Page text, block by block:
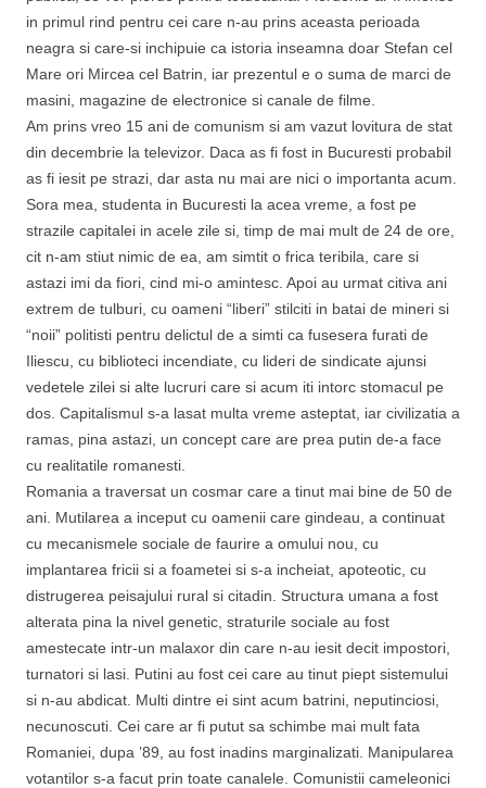
in primul rind pentru cei care n-au prins aceasta perioada
neagra si care-si inchipuie ca istoria inseamna doar Stefan cel
Mare ori Mircea cel Batrin, iar prezentul e o suma de marci de
masini, magazine de electronice si canale de filme.
Am prins vreo 15 ani de comunism si am vazut lovitura de stat
din decembrie la televizor. Daca as fi fost in Bucuresti probabil
as fi iesit pe strazi, dar asta nu mai are nici o importanta acum.
Sora mea, studenta in Bucuresti la acea vreme, a fost pe
strazile capitalei in acele zile si, timp de mai mult de 24 de ore,
cit n-am stiut nimic de ea, am simtit o frica teribila, care si
astazi imi da fiori, cind mi-o amintesc. Apoi au urmat citiva ani
extrem de tulburi, cu oameni “liberi” stilciti in batai de mineri si
“noii” politisti pentru delictul de a simti ca fusesera furati de
Iliescu, cu biblioteci incendiate, cu lideri de sindicate ajunsi
vedetele zilei si alte lucruri care si acum iti intorc stomacul pe
dos. Capitalismul s-a lasat multa vreme asteptat, iar civilizatia a
ramas, pina astazi, un concept care are prea putin de-a face
cu realitatile romanesti.
Romania a traversat un cosmar care a tinut mai bine de 50 de
ani. Mutilarea a inceput cu oamenii care gindeau, a continuat
cu mecanismele sociale de faurire a omului nou, cu
implantarea fricii si a foametei si s-a incheiat, apoteotic, cu
distrugerea peisajului rural si citadin. Structura umana a fost
alterata pina la nivel genetic, straturile sociale au fost
amestecate intr-un malaxor din care n-au iesit decit impostori,
turnatori si lasi. Putini au fost cei care au tinut piept sistemului
si n-au abdicat. Multi dintre ei sint acum batrini, neputinciosi,
necunoscuti. Cei care ar fi putut sa schimbe mai mult fata
Romaniei, dupa ’89, au fost inadins marginalizati. Manipularea
votantilor s-a facut prin toate canalele. Comunistii cameleonici